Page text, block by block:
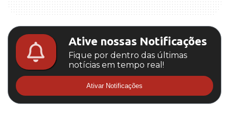
Ative nossas Notificações
Fique por dentro das últimas
notícias em tempo real!
Ativar Notificações